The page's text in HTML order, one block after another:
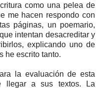
como una pelea de
me hacen respondo con
páginas, un poemario,
intentan desacreditar y
explicando uno de
he escrito tanto.
la evaluación de esta
llegar a sus textos. La